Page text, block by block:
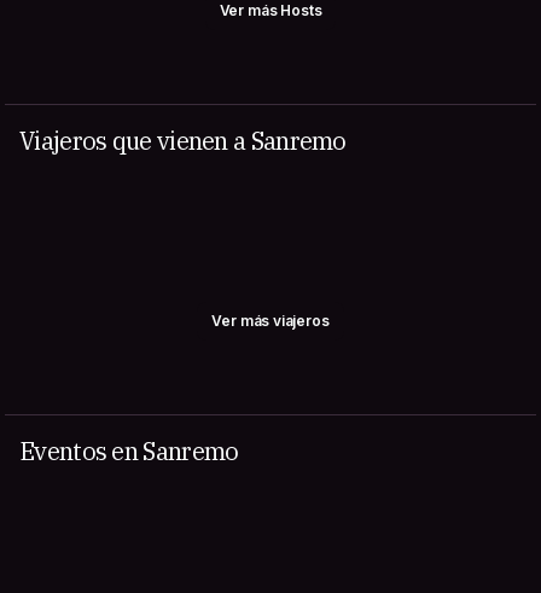
Ver más Hosts
Viajeros que vienen a Sanremo
Ver más viajeros
Eventos en Sanremo